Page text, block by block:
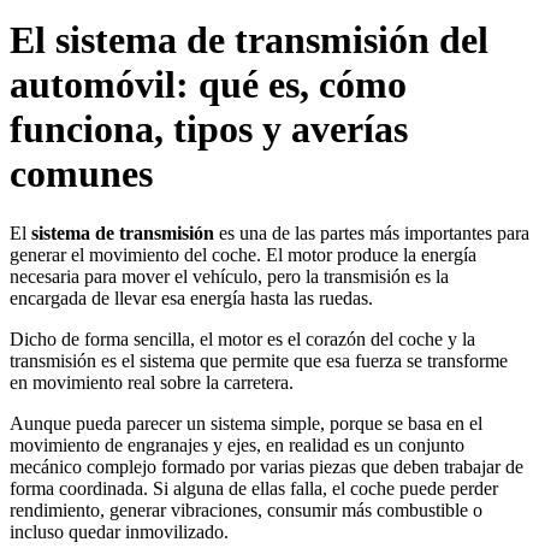
El sistema de transmisión del
automóvil: qué es, cómo
funciona, tipos y averías
comunes
El sistema de transmisión es una de las partes más importantes para
generar el movimiento del coche. El motor produce la energía
necesaria para mover el vehículo, pero la transmisión es la
encargada de llevar esa energía hasta las ruedas.
Dicho de forma sencilla, el motor es el corazón del coche y la
transmisión es el sistema que permite que esa fuerza se transforme
en movimiento real sobre la carretera.
Aunque pueda parecer un sistema simple, porque se basa en el
movimiento de engranajes y ejes, en realidad es un conjunto
mecánico complejo formado por varias piezas que deben trabajar de
forma coordinada. Si alguna de ellas falla, el coche puede perder
rendimiento, generar vibraciones, consumir más combustible o
incluso quedar inmovilizado.